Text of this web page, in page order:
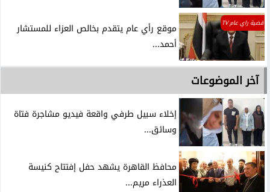
قضية راي عام TV
موقع رأي عام يتقدم بخالص العزاء للمستشار
أحمد...
آخر الموضوعات
إخلاء سبيل طرفي واقعة فيديو مشاجرة فتاة
وسائق...
محافظ القاهرة يشهد حفل إفتتاح كنيسة
العذراء مريم...